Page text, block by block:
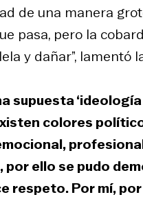
de una manera
pasa, pero la
y dañar”, lamentó
supuesta
colores
ello se pudo
respeto. Por mí,